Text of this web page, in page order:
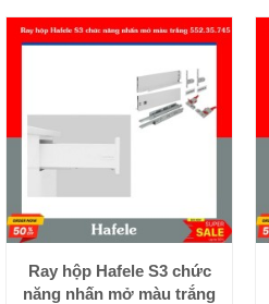
Ray hộp Hafele S3 chức
năng nhấn mở màu trắng